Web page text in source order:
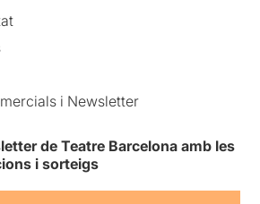
i Newsletter
de Teatre Barcelona amb les
i sorteigs